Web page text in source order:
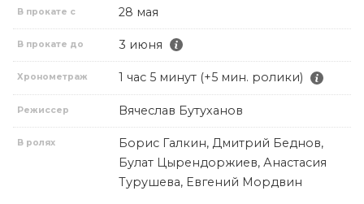
В прокате с 28 мая
В прокате до 3 июня
Хронометраж 1 час 5 минут (+5 мин. ролики)
Режиссер Вячеслав Бутуханов
В ролях
Борис Галкин, Дмитрий Беднов,
Булат Цырендоржиев, Анастасия
Турушева, Евгений Мордвин